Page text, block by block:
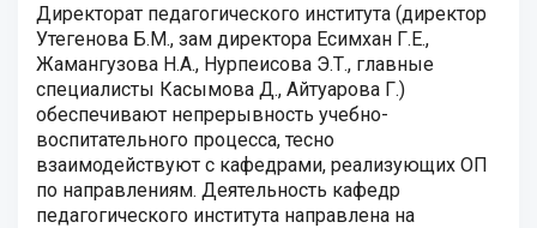
Директорат педагогического института (директор
Утегенова Б.М., зам директора Есимхан Г.Е.,
Жамангузова Н.А., Нурпеисова Э.Т., главные
специалисты Касымова Д., Айтуарова Г.)
обеспечивают непрерывность учебно-
воспитательного процесса, тесно
взаимодействуют с кафедрами, реализующих ОП
по направлениям. Деятельность кафедр
педагогического института направлена на